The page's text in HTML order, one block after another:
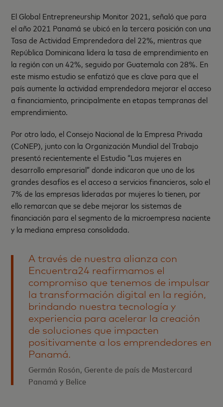
El Global Entrepreneurship Monitor 2021, señaló que para
el año 2021 Panamá se ubicó en la tercera posición con una
Tasa de Actividad Emprendedora del 22%, mientras que
República Dominicana lidera la tasa de emprendimiento en
la región con un 42%, seguido por Guatemala con 28%. En
este mismo estudio se enfatizó que es clave para que el
país aumente la actividad emprendedora mejorar el acceso
a financiamiento, principalmente en etapas tempranas del
emprendimiento.
Por otro lado, el Consejo Nacional de la Empresa Privada
(CoNEP), junto con la Organización Mundial del Trabajo
presentó recientemente el Estudio “Las mujeres en
desarrollo empresarial” donde indicaron que uno de los
grandes desafíos es el acceso a servicios financieros, solo el
7% de las empresas lideradas por mujeres lo tienen, por
ello remarcan que se debe mejorar los sistemas de
financiación para el segmento de la microempresa naciente
y la mediana empresa consolidada.
A través de nuestra alianza con
Encuentra24 reafirmamos el
compromiso que tenemos de impulsar
la transformación digital en la región,
brindando nuestra tecnología y
experiencia para acelerar la creación
de soluciones que impacten
positivamente a los emprendedores en
Panamá.
Germán Rosón, Gerente de país de Mastercard
Panamá y Belice